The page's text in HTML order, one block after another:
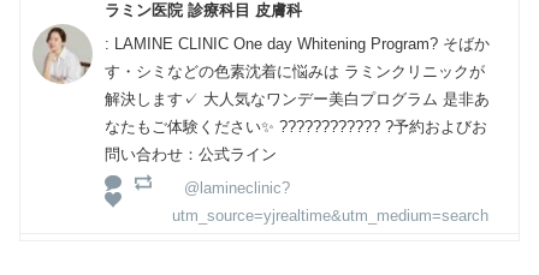
ラミン医院 診療科目 皮膚科
: LAMINE CLINIC One day Whitening Program? そばか
す・シミなどの色素沈着に悩みは ラミンクリニックが
解決します✓ 大人気なワンデー美白プログラム 是非あ
なたもご体験ください✨️ ???????????? ?予約およびお
問い合わせ：公式ライン
@lamineclinic?
utm_source=yjrealtime&utm_medium=search